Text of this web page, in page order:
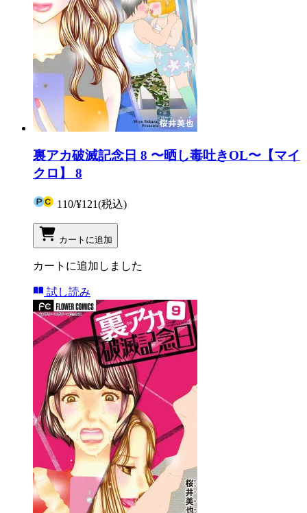
裏アカ破滅記念日 8 〜晒し毒吐きOL〜【マイ
クロ】 8
110/¥121(税込)
カートに追加
カートに追加しました
試し読み